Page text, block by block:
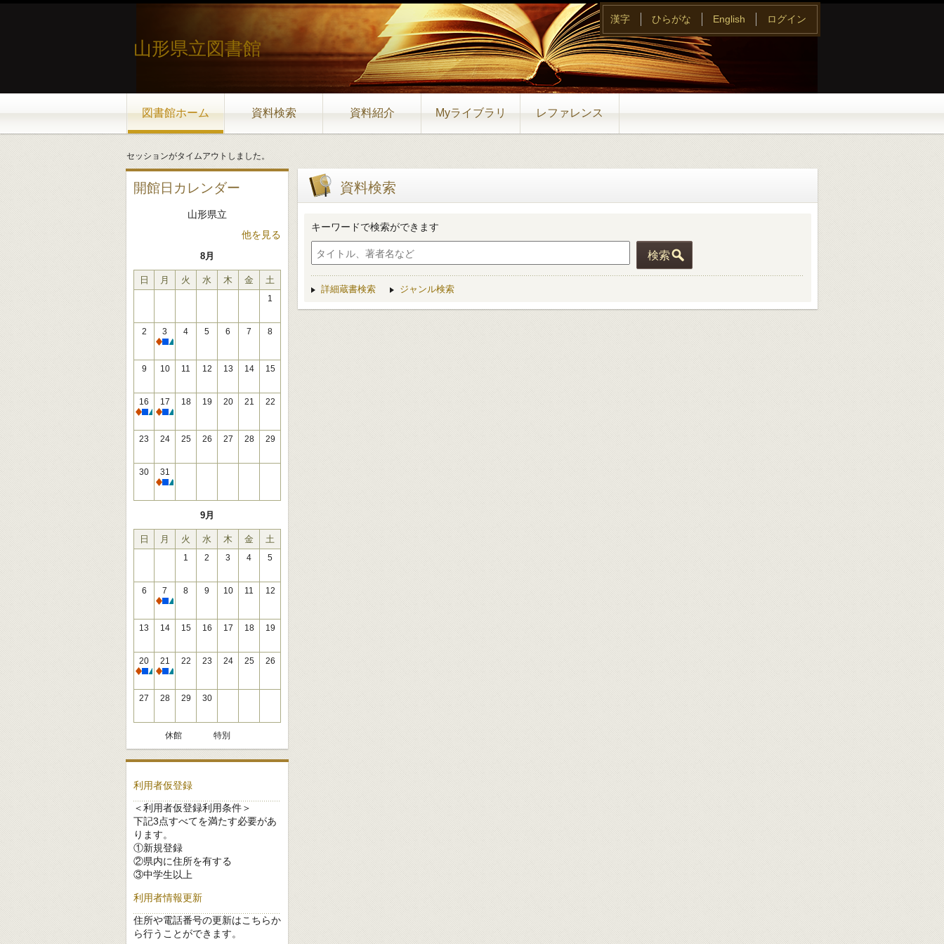
山形県立図書館
図書館ホーム 資料検索 資料紹介 Myライブラリ レファレンス
漢字 ひらがな English ログイン
セッションがタイムアウトしました。
開館日カレンダー
山形県立
他を見る
8月
日 月 火 水 木 金 土
1
2
3
休館
4 5 6 7 8
9 10 11 12 13 14 15
16
休館
17
休館
18 19 20 21 22
23 24 25 26 27 28 29
30
31
休館
9月
日 月 火 水 木 金 土
1 2 3 4 5
6
7
休館
8 9 10 11 12
13 14 15 16 17 18 19
20
休館
21
休館
22 23 24 25 26
27 28 29 30
休館 特別
利用者仮登録
＜利用者仮登録利用条件＞
下記3点すべてを満たす必要があ
ります。
①新規登録
②県内に住所を有する
③中学生以上
利用者情報更新
住所や電話番号の更新はこちらか
ら行うことができます。
資料検索
キーワードで検索ができます
検索
詳細蔵書検索 ジャンル検索